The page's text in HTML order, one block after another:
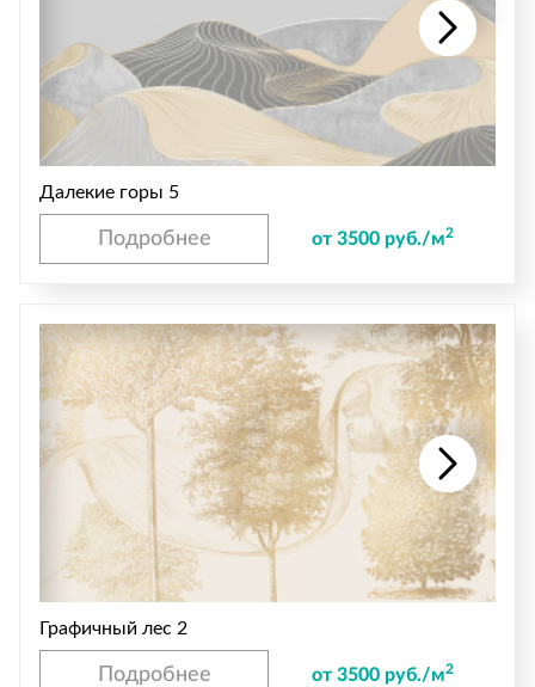
Далекие горы 5
Подробнее от 3500 руб./м2
Графичный лес 2
Подробнее от 3500 руб./м2